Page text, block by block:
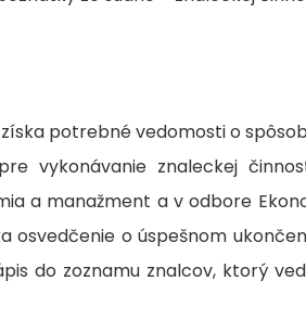
potrebné vedomosti o
vykonávanie znaleckej
a manažment a v odbore
osvedčenie o úspešnom
do zoznamu znalcov, ktorý